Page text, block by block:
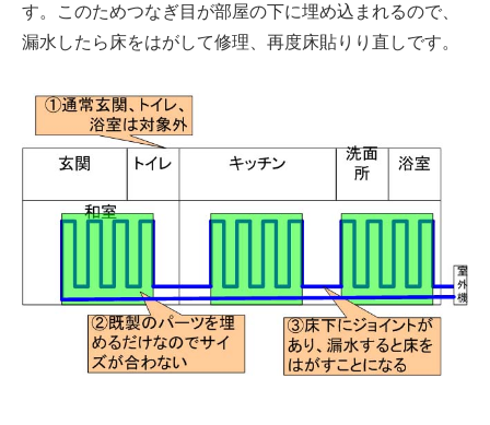
す。このためつなぎ目が部屋の下に埋め込まれるので、
漏水したら床をはがして修理、再度床貼りり直しです。